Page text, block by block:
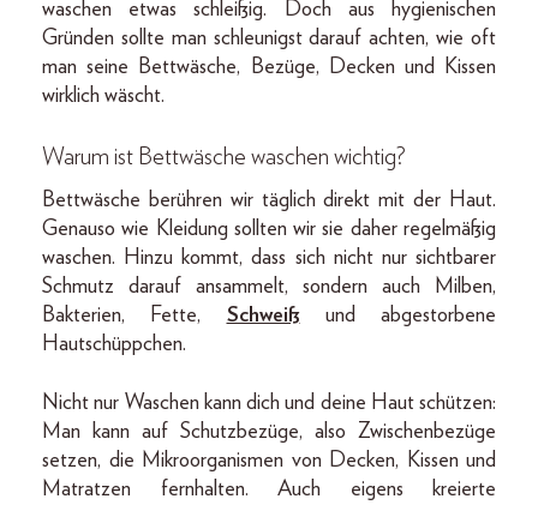
waschen etwas schleißig. Doch aus hygienischen
Gründen sollte man schleunigst darauf achten, wie oft
man seine Bettwäsche, Bezüge, Decken und Kissen
wirklich wäscht.
Warum ist Bettwäsche waschen wichtig?
Bettwäsche berühren wir täglich direkt mit der Haut.
Genauso wie Kleidung sollten wir sie daher regelmäßig
waschen. Hinzu kommt, dass sich nicht nur sichtbarer
Schmutz darauf ansammelt, sondern auch Milben,
Bakterien, Fette, Schweißund abgestorbene
Hautschüppchen.
Nicht nur Waschen kann dich und deine Haut schützen:
Man kann auf Schutzbezüge, also Zwischenbezüge
setzen, die Mikroorganismen von Decken, Kissen und
Matratzen fernhalten. Auch eigens kreierte